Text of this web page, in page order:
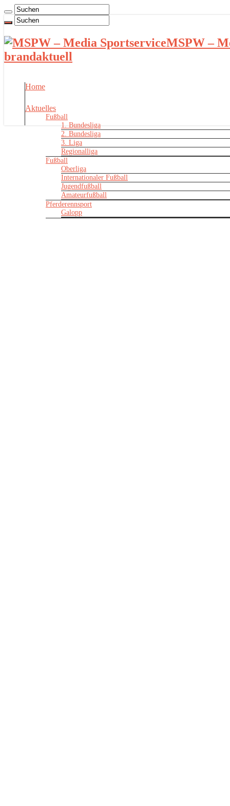
MSPW –
brandaktuell
Home
Aktuelles
Fußball
1. Bundesliga
2. Bundesliga
3. Liga
Regionalliga
Fußball
Oberliga
Internationaler Fußball
Jugendfußball
Amateurfußball
Pferderennsport
Galopp